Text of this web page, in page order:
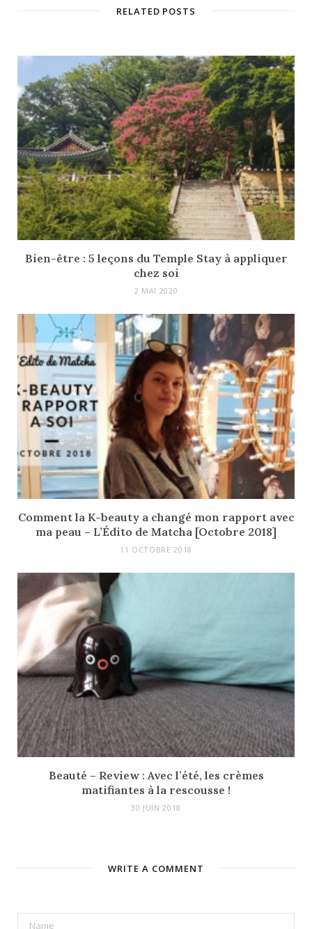
t
RELATED POSTS
Bien-être : 5 leçons du Temple Stay à appliquer
chez soi
2 MAI 2020
Comment la K-beauty a changé mon rapport avec
ma peau – L’Édito de Matcha [Octobre 2018]
11 OCTOBRE 2018
Beauté – Review : Avec l’été, les crèmes
matifiantes à la rescousse !
30 JUIN 2018
WRITE A COMMENT